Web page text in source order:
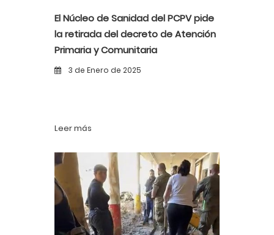
El Núcleo de Sanidad del PCPV pide
la retirada del decreto de Atención
Primaria y Comunitaria
3 de Enero de 2025
Leer más